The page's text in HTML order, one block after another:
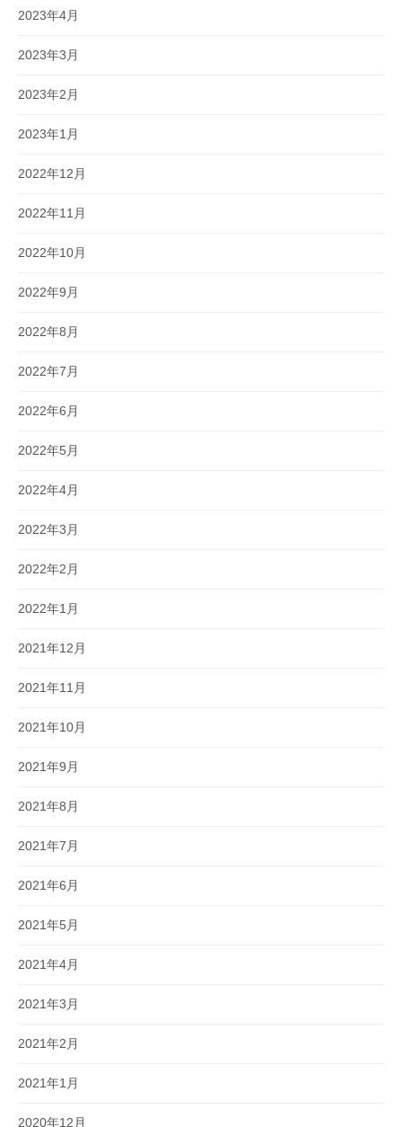
2023年4月
2023年3月
2023年2月
2023年1月
2022年12月
2022年11月
2022年10月
2022年9月
2022年8月
2022年7月
2022年6月
2022年5月
2022年4月
2022年3月
2022年2月
2022年1月
2021年12月
2021年11月
2021年10月
2021年9月
2021年8月
2021年7月
2021年6月
2021年5月
2021年4月
2021年3月
2021年2月
2021年1月
2020年12月